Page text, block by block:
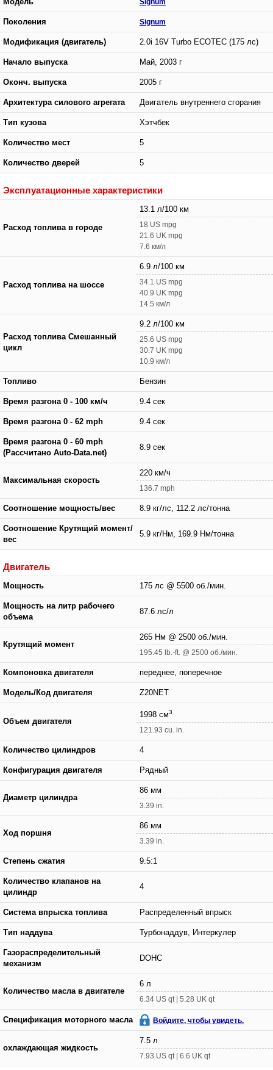
Поколения Signum
Модификация (двигатель) 2.0i 16V Turbo ECOTEC (175 лс)
Начало выпуска Май, 2003 г
Оконч. выпуска 2005 г
Архитектура силового агрегата Двигатель внутреннего сгорания
Тип кузова Хэтчбек
Количество мест 5
Количество дверей 5
Эксплуатационные характеристики
Расход топлива в городе
13.1 л/100 км
18 US mpg
21.6 UK mpg
7.6 км/л
Расход топлива на шоссе
6.9 л/100 км
34.1 US mpg
40.9 UK mpg
14.5 км/л
Расход топлива Смешанный
цикл
9.2 л/100 км
25.6 US mpg
30.7 UK mpg
10.9 км/л
Топливо Бензин
Время разгона 0 - 100 км/ч 9.4 сек
Время разгона 0 - 62 mph 9.4 сек
Время разгона 0 - 60 mph
(Рассчитано Auto-Data.net)
8.9 сек
Максимальная скорость
220 км/ч
136.7 mph
Соотношение мощность/вес 8.9 кг/лс, 112.2 лс/тонна
Соотношение Крутящий момент/
вес
5.9 кг/Нм, 169.9 Нм/тонна
Двигатель
Мощность 175 лс @ 5500 об./мин.
Мощность на литр рабочего
объема
87.6 лс/л
Крутящий момент
265 Нм @ 2500 об./мин.
195.45 lb.-ft. @ 2500 об./мин.
Компоновка двигателя переднее, поперечное
Модель/Код двигателя Z20NET
Объем двигателя
1998 см3
121.93 cu. in.
Количество цилиндров 4
Конфигурация двигателя Рядный
Диаметр цилиндра
86 мм
3.39 in.
Ход поршня
86 мм
3.39 in.
Степень сжатия 9.5:1
Количество клапанов на
цилиндр
4
Система впрыска топлива Распределенный впрыск
Тип наддува Турбонаддув, Интеркулер
Газораспределительный
механизм
DOHC
Количество масла в двигателе
6 л
6.34 US qt | 5.28 UK qt
Спецификация моторного масла Войдите, чтобы увидеть.
охлаждающая жидкость
7.5 л
7.93 US qt | 6.6 UK qt